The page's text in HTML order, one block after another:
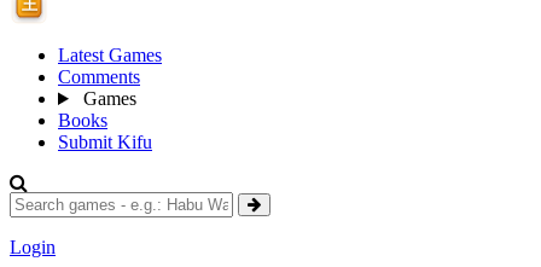
Latest Games
Comments
Games
Books
Submit Kifu
Login